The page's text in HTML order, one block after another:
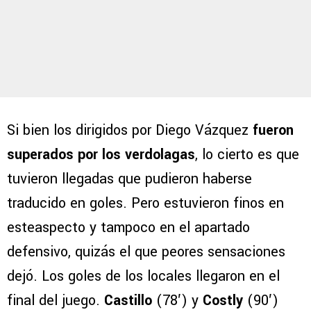
Si bien los dirigidos por Diego Vázquez fueron
superados por los verdolagas, lo cierto es que
tuvieron llegadas que pudieron haberse
traducido en goles. Pero estuvieron finos en
esteaspecto y tampoco en el apartado
defensivo, quizás el que peores sensaciones
dejó. Los goles de los locales llegaron en el
final del juego. Castillo (78′) y Costly (90′)